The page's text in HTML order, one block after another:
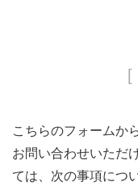
こちらのフォームか
お問い合わせいただ
ては、次の事項につ